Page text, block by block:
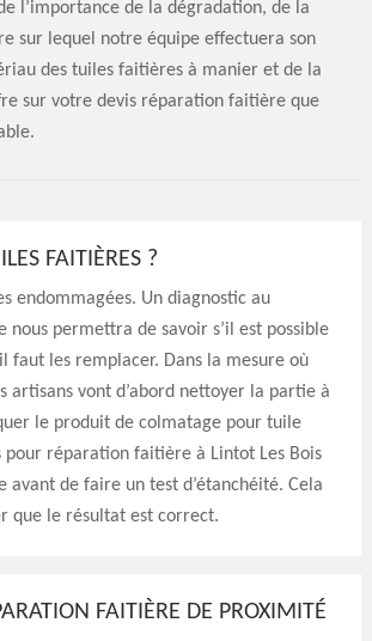
l’importance de la dégradation, de la
sur lequel notre équipe effectuera son
des tuiles faitières à manier et de la
sur votre devis réparation faitière que
FAITIÈRES ?
endommagées. Un diagnostic au
permettra de savoir s’il est possible
faut les remplacer. Dans la mesure où
vont d’abord nettoyer la partie à
le produit de colmatage pour tuile
pour réparation faitière à Lintot Les Bois
avant de faire un test d’étanchéité. Cela
que le résultat est correct.
FAITIÈRE DE PROXIMITÉ